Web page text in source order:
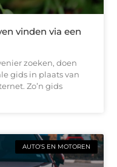
vinden via een
zoeken, doen
gids in plaats van
Zo’n gids
AUTO'S EN MOTOREN